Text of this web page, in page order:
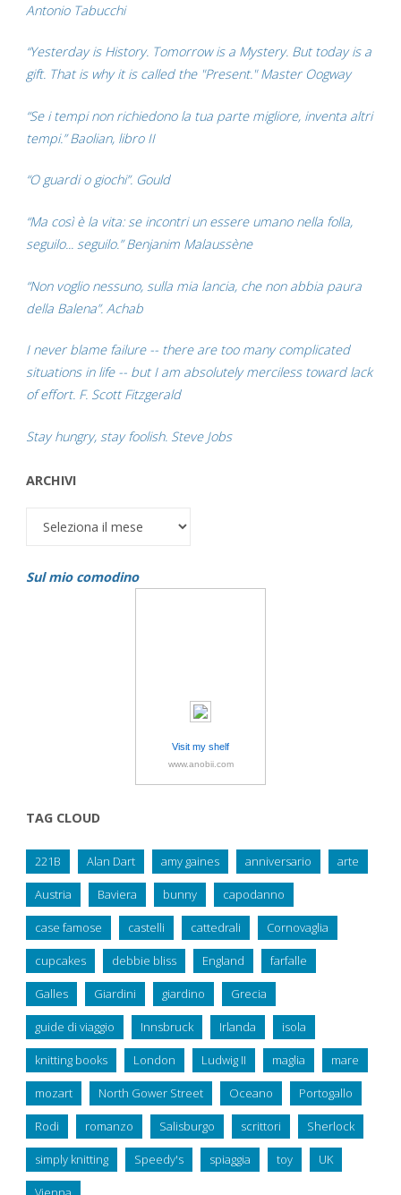
Antonio Tabucchi
“Yesterday is History. Tomorrow is a Mystery. But today is a
gift. That is why it is called the "Present." Master Oogway
“Se i tempi non richiedono la tua parte migliore, inventa altri
tempi.” Baolian, libro II
“O guardi o giochi”. Gould
“Ma così è la vita: se incontri un essere umano nella folla,
seguilo... seguilo.” Benjanim Malaussène
“Non voglio nessuno, sulla mia lancia, che non abbia paura
della Balena”. Achab
I never blame failure -- there are too many complicated
situations in life -- but I am absolutely merciless toward lack
of effort. F. Scott Fitzgerald
Stay hungry, stay foolish. Steve Jobs
ARCHIVI
Sul mio comodino
Visit my shelf
www.anobii.com
TAG CLOUD
221B Alan Dart amy gaines anniversario arte
Austria Baviera bunny capodanno
case famose castelli cattedrali Cornovaglia
cupcakes debbie bliss England farfalle
Galles Giardini giardino Grecia
guide di viaggio Innsbruck Irlanda isola
knitting books London Ludwig II maglia mare
mozart North Gower Street Oceano Portogallo
Rodi romanzo Salisburgo scrittori Sherlock
simply knitting Speedy's spiaggia toy UK